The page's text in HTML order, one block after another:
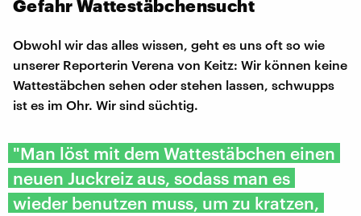
Gefahr Wattestäbchensucht
Obwohl wir das alles wissen, geht es uns oft so wie
unserer Reporterin Verena von Keitz: Wir können keine
Wattestäbchen sehen oder stehen lassen, schwupps
ist es im Ohr. Wir sind süchtig.
"Man löst mit dem Wattestäbchen einen
neuen Juckreiz aus, sodass man es
wieder benutzen muss, um zu kratzen,